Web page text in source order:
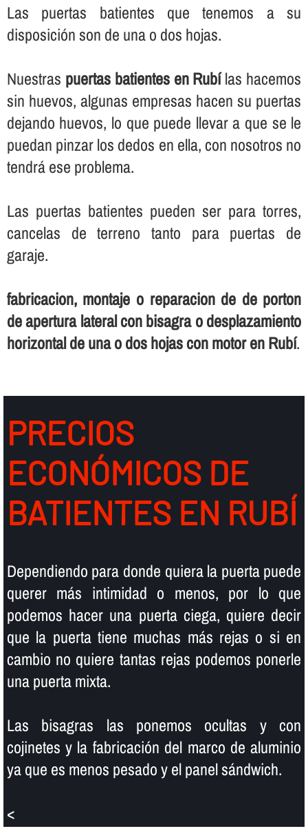
Las puertas batientes que tenemos a su
disposición son de una o dos hojas.
Nuestras puertas batientes en Rubílas hacemos
sin huevos, algunas empresas hacen su puertas
dejando huevos, lo que puede llevar a que se le
puedan pinzar los dedos en ella, con nosotros no
tendrá ese problema.
Las puertas batientes pueden ser para torres,
cancelas de terreno tanto para puertas de
garaje.
fabricacion, montaje o reparacion de de porton
de apertura lateral con bisagra o desplazamiento
horizontal de una o dos hojas con motor en Rubí.
PRECIOS
ECONÓMICOS DE
BATIENTES EN RUBÍ
Dependiendo para donde quiera la puerta puede
querer más intimidad o menos, por lo que
podemos hacer una puerta ciega, quiere decir
que la puerta tiene muchas más rejas o si en
cambio no quiere tantas rejas podemos ponerle
una puerta mixta.
Las bisagras las ponemos ocultas y con
cojinetes y la fabricación del marco de aluminio
ya que es menos pesado y el panel sándwich.
<